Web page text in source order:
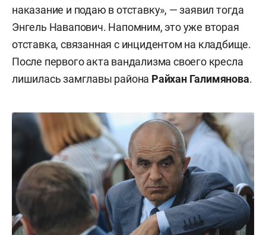
наказание и подаю в отставку», — заявил тогда
Энгель Навапович. Напомним, это уже вторая
отставка, связанная с инцидентом на кладбище.
После первого акта вандализма своего кресла
лишилась замглавы района Райхан Галимянова.